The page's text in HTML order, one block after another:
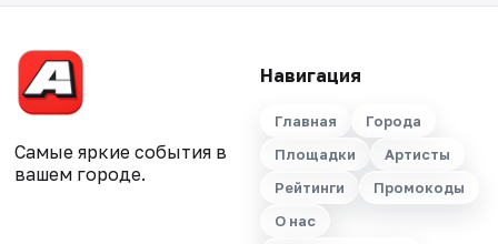
Самые яркие события в
вашем городе.
Навигация
Главная
Города
Площадки
Артисты
Рейтинги
Промокоды
О нас